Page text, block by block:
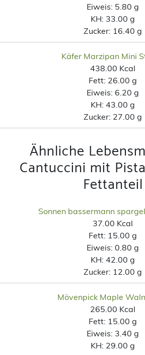
Eiweis: 5.80 g
KH: 33.00 g
Zucker: 16.40 g
Käfer Marzipan Mini
438.00 Kcal
Fett: 26.00 g
Eiweis: 6.20 g
KH: 43.00 g
Zucker: 27.00 g
Ähnliche
Cantuccini mit
Fettanteil
Sonnen bassermann
37.00 Kcal
Fett: 15.00 g
Eiweis: 0.80 g
KH: 42.00 g
Zucker: 12.00 g
Mövenpick Maple
265.00 Kcal
Fett: 15.00 g
Eiweis: 3.40 g
KH: 29.00 g